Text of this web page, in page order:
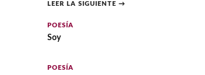
LEER LA SIGUIENTE →
POESÍA
Soy
POESÍA